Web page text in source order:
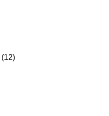
(12)